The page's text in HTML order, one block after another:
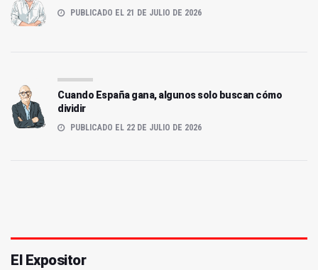
PUBLICADO EL 21 DE JULIO DE 2026
Cuando España gana, algunos solo buscan cómo
dividir
PUBLICADO EL 22 DE JULIO DE 2026
El Expositor